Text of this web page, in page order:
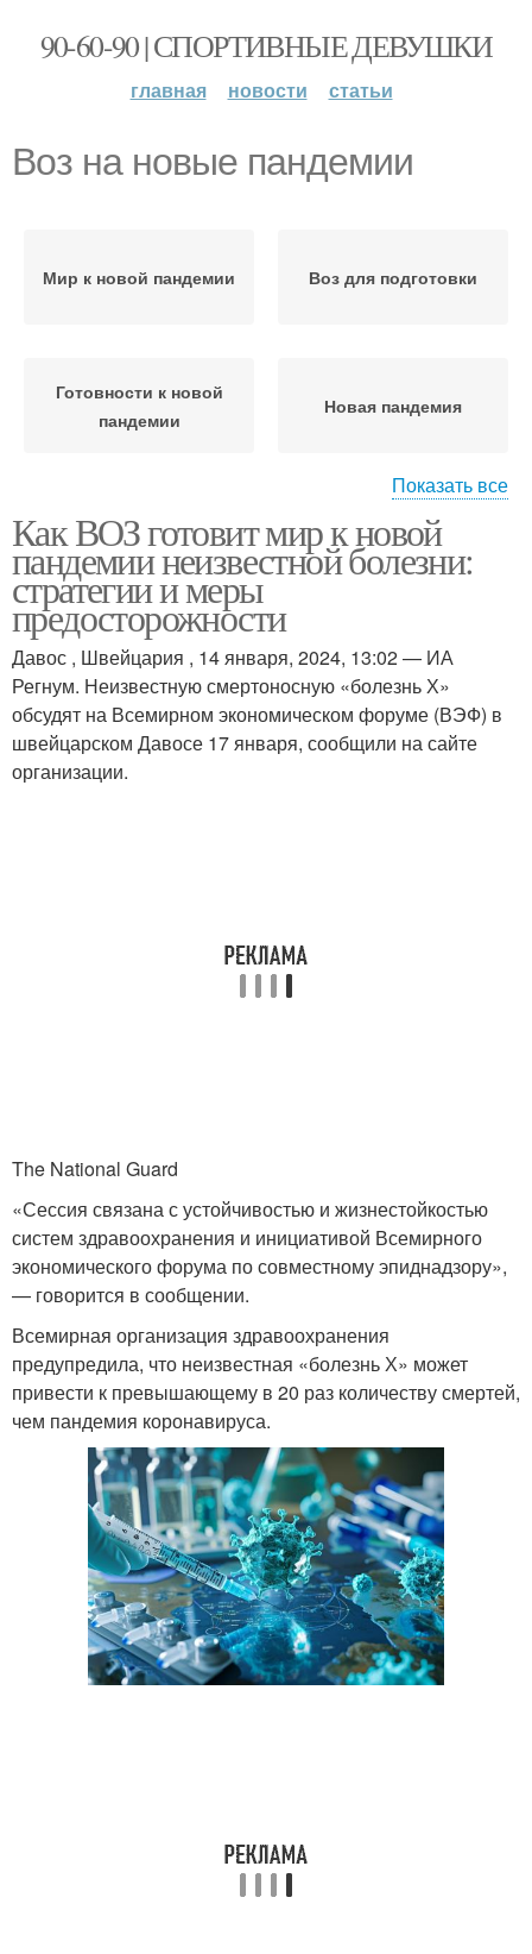
90-60-90 | СПОРТИВНЫЕ ДЕВУШКИ
главная новости статьи
Воз на новые пандемии
Мир к новой пандемии Воз для подготовки
Готовности к новой
пандемии
Новая пандемия
Борьба с предыдущими
пандемиями
Пандемии для
подготовки
Воз по подготовке
Воз для
предотвращения
Показать все
Как ВОЗ готовит мир к новой
пандемии неизвестной болезни:
стратегии и меры
предосторожности
Давос , Швейцария , 14 января, 2024, 13:02 — ИА
Регнум. Неизвестную смертоносную «болезнь Х»
обсудят на Всемирном экономическом форуме (ВЭФ) в
швейцарском Давосе 17 января, сообщили на сайте
организации.
The National Guard
«Сессия связана с устойчивостью и жизнестойкостью
систем здравоохранения и инициативой Всемирного
экономического форума по совместному эпиднадзору»,
— говорится в сообщении.
Всемирная организация здравоохранения
предупредила, что неизвестная «болезнь Х» может
привести к превышающему в 20 раз количеству смертей,
чем пандемия коронавируса.